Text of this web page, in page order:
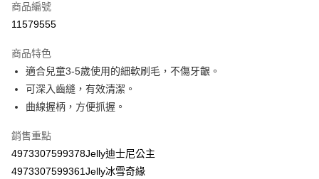
超商取貨付款
Apple Pay
街口支付
AFTEE先享後付
商品編號
11579555
商品特色
適合兒童3-5歲使用的細軟刷毛，不傷牙齦。
可深入齒縫，有效清潔。
曲線握柄，方便抓握。
銷售重點
4973307599378Jelly迪士尼公主
4973307599361Jelly冰雪奇緣